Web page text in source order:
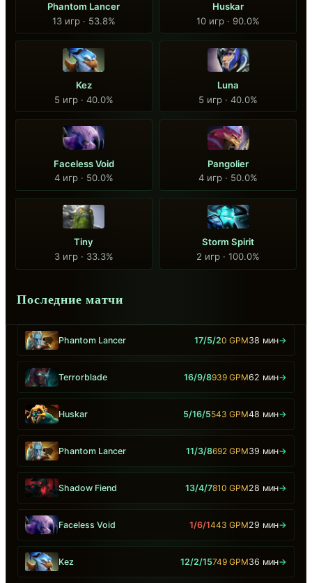
Phantom Lancer
13 игр · 53.8%
Huskar
10 игр · 90.0%
Kez
5 игр · 40.0%
Luna
5 игр · 40.0%
Faceless Void
4 игр · 50.0%
Pangolier
4 игр · 50.0%
Tiny
3 игр · 33.3%
Storm Spirit
2 игр · 100.0%
Последние матчи
Phantom Lancer 17/5/20 GPM38 мин→
Terrorblade 16/9/8939 GPM62 мин→
Huskar 5/16/5543 GPM48 мин→
Phantom Lancer 11/3/8692 GPM39 мин→
Shadow Fiend 13/4/7810 GPM28 мин→
Faceless Void 1/6/1443 GPM29 мин→
Kez 12/2/15749 GPM36 мин→